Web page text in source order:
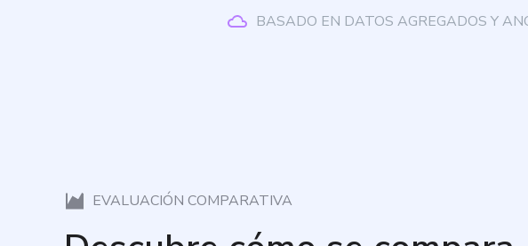
BASADO EN DATOS AGREGADOS Y
EVALUACIÓN COMPARATIVA